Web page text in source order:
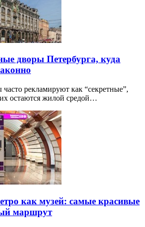
дворы Петербурга, куда
рекламируют как “секретные”,
остаются жилой средой…
как музей: самые красивые
маршрут